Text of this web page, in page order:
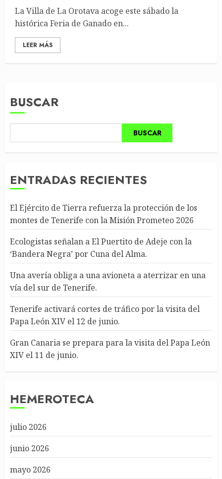
La Villa de La Orotava acoge este sábado la
histórica Feria de Ganado en...
LEER MÁS
BUSCAR
BUSCAR
ENTRADAS RECIENTES
El Ejército de Tierra refuerza la protección de los
montes de Tenerife con la Misión Prometeo 2026
Ecologistas señalan a El Puertito de Adeje con la
‘Bandera Negra’ por Cuna del Alma.
Una avería obliga a una avioneta a aterrizar en una
vía del sur de Tenerife.
Tenerife activará cortes de tráfico por la visita del
Papa León XIV el 12 de junio.
Gran Canaria se prepara para la visita del Papa León
XIV el 11 de junio.
HEMEROTECA
julio 2026
junio 2026
mayo 2026